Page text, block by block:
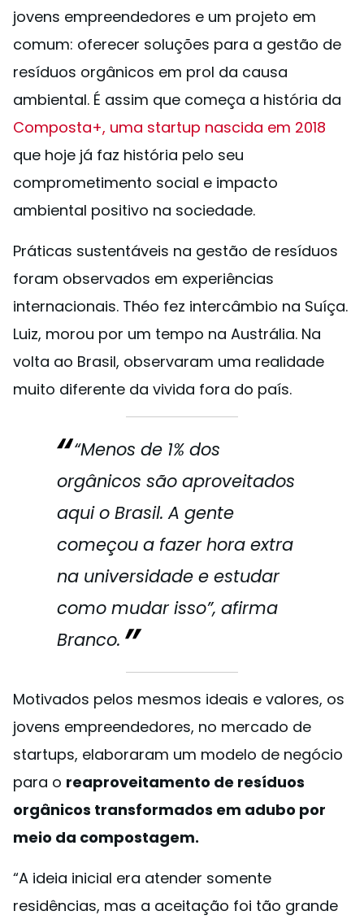
jovens empreendedores e um projeto em
comum: oferecer soluções para a gestão de
resíduos orgânicos em prol da causa
ambiental. É assim que começa a história da
Composta+, uma startup nascida em 2018
que hoje já faz história pelo seu
comprometimento social e impacto
ambiental positivo na sociedade.
Práticas sustentáveis na gestão de resíduos
foram observados em experiências
internacionais. Théo fez intercâmbio na Suíça.
Luiz, morou por um tempo na Austrália. Na
volta ao Brasil, observaram uma realidade
muito diferente da vivida fora do país.
“Menos de 1% dos
orgânicos são aproveitados
aqui o Brasil. A gente
começou a fazer hora extra
na universidade e estudar
como mudar isso”, afirma
Branco.
Motivados pelos mesmos ideais e valores, os
jovens empreendedores, no mercado de
startups, elaboraram um modelo de negócio
para o reaproveitamento de resíduos
orgânicos transformados em adubo por
meio da compostagem.
“A ideia inicial era atender somente
residências, mas a aceitação foi tão grande